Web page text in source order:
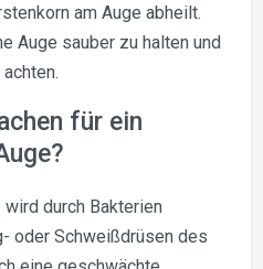
am Auge abheilt.
Auge sauber zu halten und
für ein
wird durch Bakterien
oder Schweißdrüsen des